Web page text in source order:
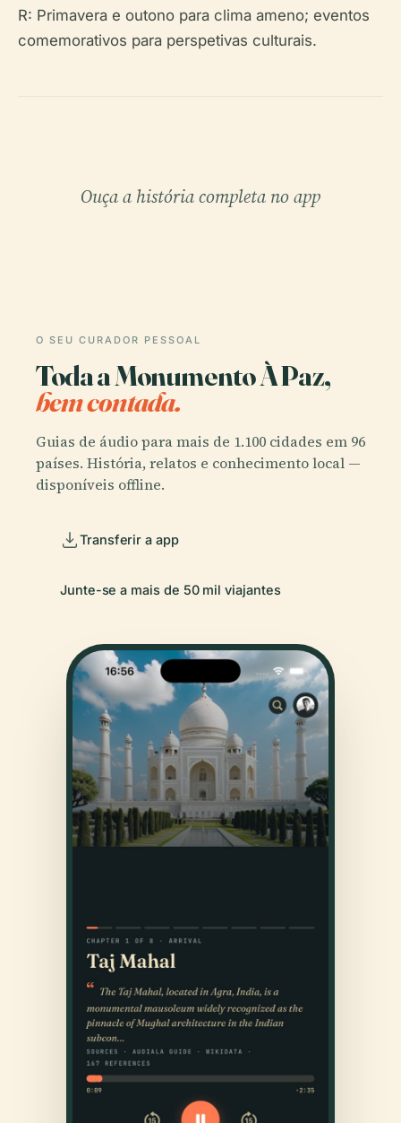
R: Primavera e outono para clima ameno; eventos
comemorativos para perspetivas culturais.
Ouça a história completa no app
O SEU CURADOR PESSOAL
Toda a Monumento À Paz,
bem contada.
Guias de áudio para mais de 1.100 cidades em 96
países. História, relatos e conhecimento local —
disponíveis offline.
Transferir a app
Junte-se a mais de 50 mil viajantes